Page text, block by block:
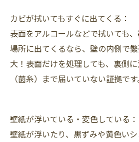
カビが拭いてもすぐに出てくる：
表面をアルコールなどで拭いても
場所に出てくるなら、壁の内側で
大！表面だけを処理しても、裏側
（菌糸）まで届いていない証拠です
壁紙が浮いている・変色している：
壁紙が浮いたり、黒ずみや黄色い